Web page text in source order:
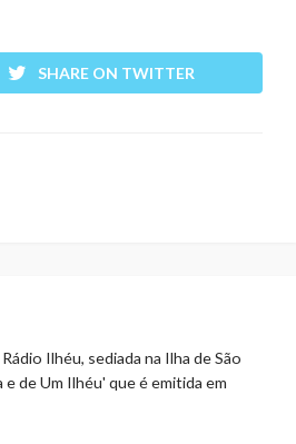
SHARE ON TWITTER
Ilhéu, sediada na Ilha de São
de Um Ilhéu' que é emitida em